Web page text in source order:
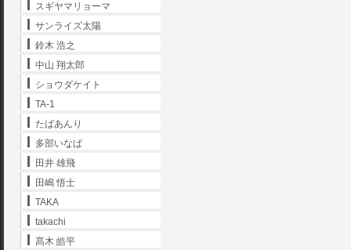
スギヤマリョーマ
サンライズ太陽
鈴木 浩之
中山 翔太郎
ショウダケイト
TA-1
たばあんり
多部いなば
田井 雄飛
田嶋 悟士
TAKA
takachi
髙木 皓平